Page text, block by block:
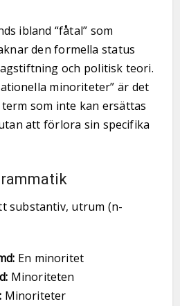
ibland “fåtal” som
den formella status
och politisk teori.
minoriteter” är det
som inte kan ersättas
att förlora sin specifika
substantiv, utrum (n-
En minoritet
Minoriteten
Minoriteter